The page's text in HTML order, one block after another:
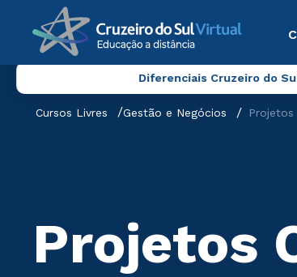
Diferenciais Cruzeiro do
Cursos Livres Gestão e Negócios
Projetos